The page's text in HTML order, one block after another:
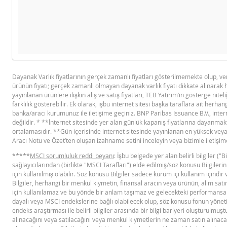
İHRAÇÇI BILGI DOKÜMANI
BNPP IHRACCI BILGI DOKUMANI (17
MART 2026)
YASAL DOKÜMANLAR
BNPP SPK ONAYLI OZET (17 MART 2026
IHRACI)
BNPP SPK ONAYLI SERMAYE PIYASASI
ARACI NOTU (17 MART 2026 IHRACI) 3
GÖSTERGE FIYAT TABLOSU
Gösterge fiyat hesaplanamadı.
Dayanak Varlık fiyatlarının gerçek zamanlı fiyatları gösterilmemekte olup,
ürünün fiyatı; gerçek zamanlı olmayan dayanak varlık fiyatı dikkate
yayınlanan ürünlere ilişkin alış ve satış fiyatları, TEB Yatırım’ın gösterge
farklılık gösterebilir. Ek olarak, işbu internet sitesi başka taraflara ait
banka/aracı kurumunuz ile iletişime geçiniz. BNP Paribas Issuance B.V.,
değildir. * **İnternet sitesinde yer alan günlük kapanış fiyatlarına
ortalamasıdır. **Gün içerisinde internet sitesinde yayınlanan en yüksek
Aracı Notu ve Özet’ten oluşan izahname setini inceleyin veya bizimle
*****MSCI sorumluluk reddi beyanı: İşbu belgede yer alan belirli bilgiler
sağlayıcılarından (birlikte "MSCI Tarafları") elde edilmiş/söz konusu
için kullanılmış olabilir. Söz konusu Bilgiler sadece kurum içi kullanım
Bilgiler, herhangi bir menkul kıymetin, finansal aracın veya ürünün, alım
için kullanılamaz ve bu yönde bir anlam taşımaz ve gelecekteki
dayalı veya MSCI endekslerine bağlı olabilecek olup, söz konusu fonun
endeks araştırması ile belirli bilgiler arasında bir bilgi bariyeri
alınacağını veya satılacağını veya menkul kıymetlerin ne zaman satın